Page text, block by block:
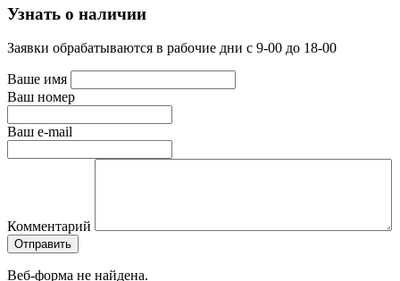
Узнать о наличии
Заявки обрабатываются в рабочие дни с 9-00 до 18-00
Ваше имя
Ваш номер
Ваш e-mail
Комментарий
Веб-форма не найдена.